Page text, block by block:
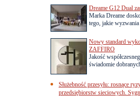
Dreame G12 Dual
Marka Dreame
tego, jakie wyzwania
Nowy standard
ZAFFIRO
Jakość
świadomie
Służebność przesyłu: rosnące
przedsiębiorstw sieciowych.